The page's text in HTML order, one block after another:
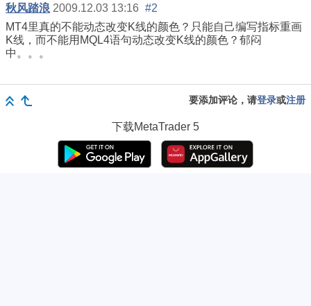
秋风踏浪 2009.12.03 13:16 #2
MT4里真的不能动态改变K线的颜色？只能自己编写指标重画
K线，而不能用MQL4语句动态改变K线的颜色？郁闷
中。。。
要添加评论，请登录或注册
下载MetaTrader 5